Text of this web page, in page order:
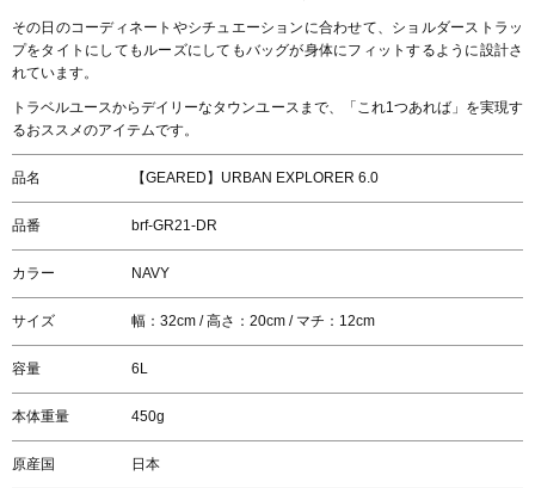
その日のコーディネートやシチュエーションに合わせて、ショルダーストラッ
プをタイトにしてもルーズにしてもバッグが身体にフィットするように設計さ
れています。
トラベルユースからデイリーなタウンユースまで、「これ1つあれば」を実現す
るおススメのアイテムです。
品名 【GEARED】URBAN EXPLORER 6.0
品番 brf-GR21-DR
カラー NAVY
サイズ 幅：32cm / 高さ：20cm / マチ：12cm
容量 6L
本体重量 450g
原産国 日本